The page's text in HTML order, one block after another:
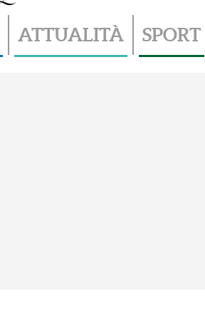
ATTUALITÀ SPORT